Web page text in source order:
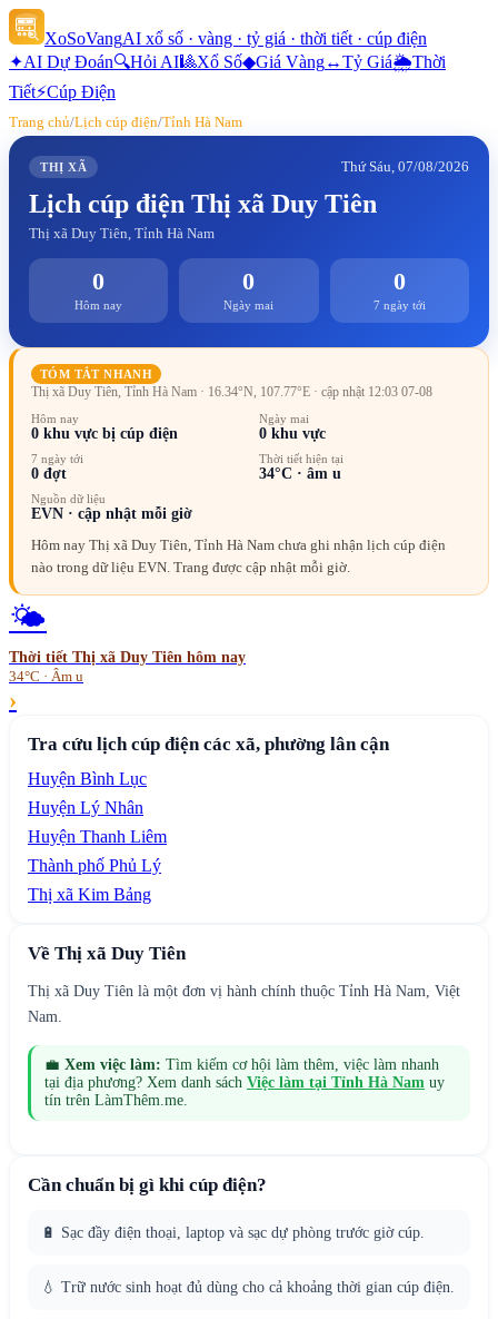
XoSoVangAI xổ số · vàng · tỷ giá · thời tiết · cúp điện
✦AI Dự Đoán🔍Hỏi AI🎱Xổ Số◆Giá Vàng↔Tỷ Giá🌦Thời
Tiết⚡Cúp Điện
Trang chủ/Lịch cúp điện/Tỉnh Hà Nam
THỊ XÃ Thứ Sáu, 07/08/2026
Lịch cúp điện Thị xã Duy Tiên
Thị xã Duy Tiên, Tỉnh Hà Nam
0
Hôm nay
0
Ngày mai
0
7 ngày tới
TÓM TẮT NHANH
Thị xã Duy Tiên, Tỉnh Hà Nam · 16.34°N, 107.77°E · cập nhật 12:03 07-08
Hôm nay
0 khu vực bị cúp điện
Ngày mai
0khu vực
7 ngày tới
0 đợt
Thời tiết hiện tại
34°C · âm u
Nguồn dữ liệu
EVN · cập nhật mỗi giờ
Hôm nay Thị xã Duy Tiên, Tỉnh Hà Nam chưa ghi nhận lịch cúp điện
nào trong dữ liệu EVN. Trang được cập nhật mỗi giờ.
🌤️
Thời tiết Thị xã Duy Tiên hôm nay
34°C · Âm u
›
Tra cứu lịch cúp điện các xã, phường lân cận
Huyện Bình Lục
Huyện Lý Nhân
Huyện Thanh Liêm
Thành phố Phủ Lý
Thị xã Kim Bảng
Về Thị xã Duy Tiên
Thị xã Duy Tiên là một đơn vị hành chính thuộc Tỉnh Hà Nam, Việt
Nam.
💼 Xem việc làm: Tìm kiếm cơ hội làm thêm, việc làm nhanh
tại địa phương? Xem danh sách Việc làm tại Tỉnh Hà Nam uy
tín trên LàmThêm.me.
Cần chuẩn bị gì khi cúp điện?
🔋 Sạc đầy điện thoại, laptop và sạc dự phòng trước giờ cúp.
💧 Trữ nước sinh hoạt đủ dùng cho cả khoảng thời gian cúp điện.